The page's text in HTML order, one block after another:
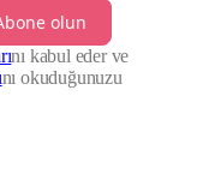
olun
nı kabul eder ve
nı okuduğunuzu